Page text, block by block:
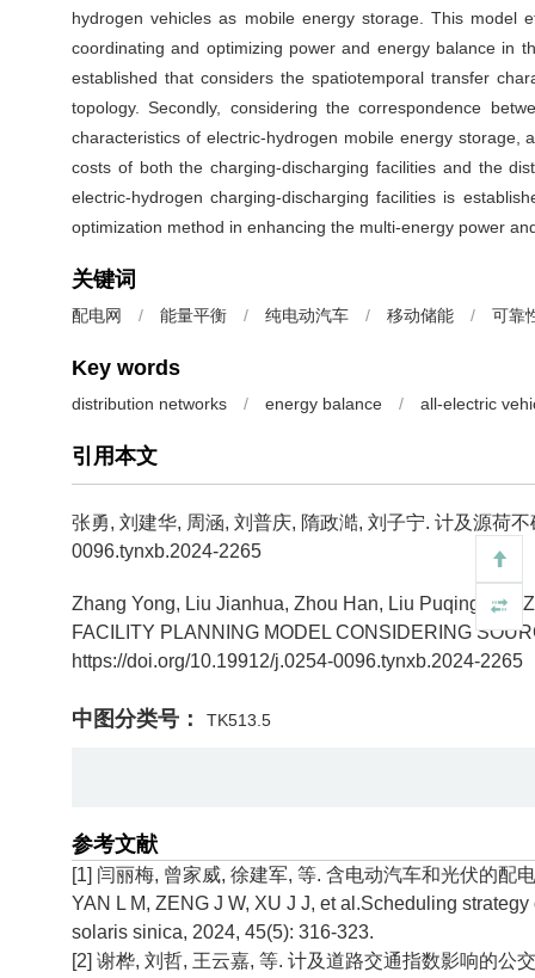
hydrogen vehicles as mobile energy storage. This model
coordinating and optimizing power and energy balance in
established that considers the spatiotemporal transfer
topology. Secondly, considering the correspondence
characteristics of electric-hydrogen mobile energy
costs of both the charging-discharging facilities and the
electric-hydrogen charging-discharging facilities is
optimization method in enhancing the multi-energy power
关键词
配电网 / 能量平衡 / 纯电动汽车 / 移动储能 / 可靠
Key words
distribution networks / energy balance / all-electric
引用本文
张勇, 刘建华, 周涵, 刘普庆, 隋政澔, 刘子宁. 计及源荷
0096.tynxb.2024-2265
Zhang Yong, Liu Jianhua, Zhou Han, Liu Puqing, Sui
FACILITY PLANNING MODEL CONSIDERING
https://doi.org/10.19912/j.0254-0096.tynxb.2024-2265
中图分类号： TK513.5
参考文献
[1] 闫丽梅, 曾家威, 徐建军, 等. 含电动汽车和光伏的配
YAN L M, ZENG J W, XU J J, et al.Scheduling
solaris sinica, 2024, 45(5): 316-323.
[2] 谢桦, 刘哲, 王云嘉, 等. 计及道路交通指数影响的公